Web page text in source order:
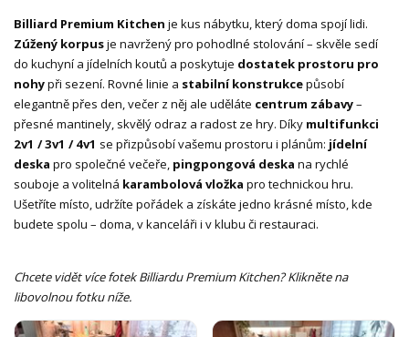
Billiard Premium Kitchen je kus nábytku, který doma spojí lidi.
Zúžený korpusje navržený pro pohodlné stolování – skvěle sedí
do kuchyní a jídelních koutů a poskytuje dostatek prostoru pro
nohypři sezení. Rovné linie a stabilní konstrukcepůsobí
elegantně přes den, večer z něj ale uděláte centrum zábavy–
přesné mantinely, skvělý odraz a radost ze hry. Díky multifunkci
2v1 / 3v1 / 4v1 se přizpůsobí vašemu prostoru i plánům: jídelní
deska pro společné večeře, pingpongová deska na rychlé
souboje a volitelná karambolová vložka pro technickou hru.
Ušetříte místo, udržíte pořádek a získáte jedno krásné místo, kde
budete spolu – doma, v kanceláři i v klubu či restauraci.
Chcete vidět více fotek Billiardu Premium Kitchen? Klikněte na
libovolnou fotku níže.